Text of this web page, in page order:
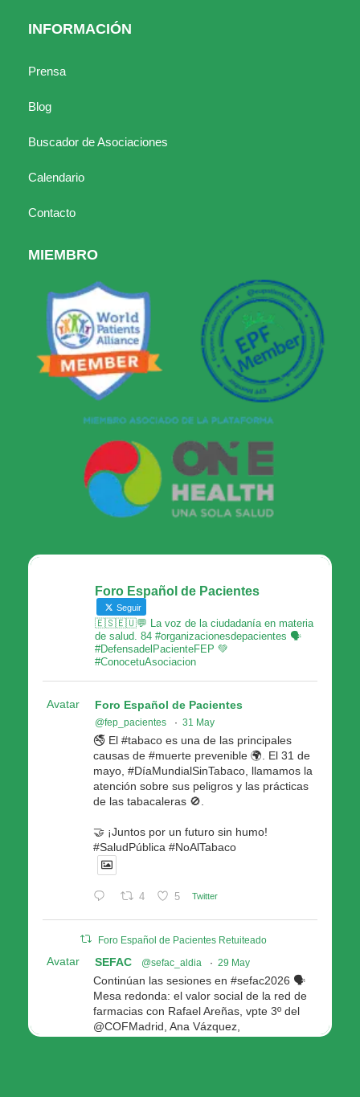
INFORMACIÓN
Prensa
Blog
Buscador de Asociaciones
Calendario
Contacto
MIEMBRO
Foro Español de Pacientes
Seguir
🇪🇸🇪🇺💬 La voz de la ciudadanía en materia
de salud. 84 #organizacionesdepacientes 🗣
#DefensadelPacienteFEP 💚
#ConocetuAsociacion
Avatar Foro Español de Pacientes
@fep_pacientes · 31 May
🚭 El #tabaco es una de las principales
causas de #muerte prevenible 🌍. El 31 de
mayo, #DíaMundialSinTabaco, llamamos la
atención sobre sus peligros y las prácticas
de las tabacaleras 🚫.
🤝 ¡Juntos por un futuro sin humo!
#SaludPública #NoAlTabaco
4 5 Twitter
Foro Español de Pacientes Retuiteado
Avatar SEFAC @sefac_aldia · 29 May
Continúan las sesiones en #sefac2026 🗣️
Mesa redonda: el valor social de la red de
farmacias con Rafael Areñas, vpte 3º del
@COFMadrid, Ana Vázquez,